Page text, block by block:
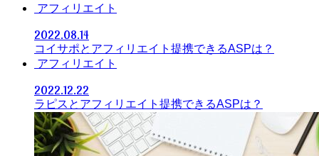
アフィリエイト
2022.08.14
コイサポとアフィリエイト提携できるASPは？
アフィリエイト
2022.12.22
ラピスとアフィリエイト提携できるASPは？